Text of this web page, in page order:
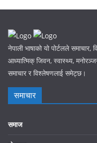
नेपाली भाषाको यो पोर्टलले समाचार,
आध्यात्मिक् जिवन, स्वास्थ्य,
समाचार र विश्लेषणलाई समेट्छ।
समाचार
समाज